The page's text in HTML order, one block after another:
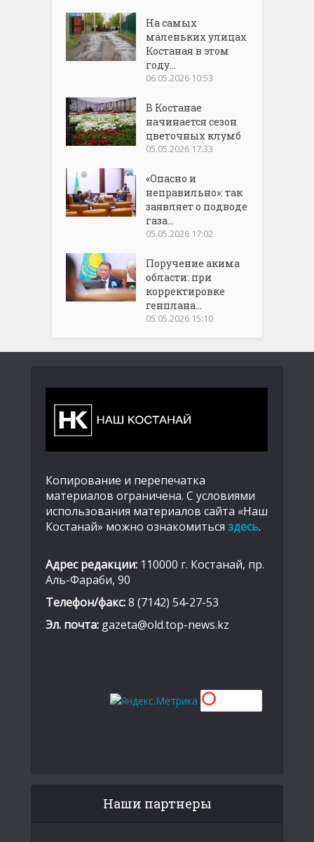
На самых
маленьких улицах
Костаная в этом
году...
06.05.2026 10:53
В Костанае
начинается сезон
цветочных клумб
05.05.2026 17:33
«Опасно и
неправильно»: так
заявляет о подводе
газа...
05.05.2026 17:02
Поручение акима
области: при
корректировке
генплана...
05.05.2026 15:10
Копирование и перепечатка
материалов ограничена. С условиями
использования материалов сайта «Наш
Костанай» можно ознакомиться здесь.
Адрес редакции: 110000 г. Костанай, пр.
Аль-Фараби, 90
Телефон/факс:8 (7142) 54-27-53
Эл. почта: gazeta@old.top-news.kz
Наши партнеры